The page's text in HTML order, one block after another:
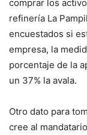
comprar los
refinería La
encuestados si
empresa, la
porcentaje de la
un 37% la avala.
Otro dato para
cree al